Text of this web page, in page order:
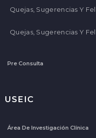
Quejas, Sugerencias Y
Quejas, Sugerencias Y
Pre Consulta
USEIC
Área De Investigación Clínica